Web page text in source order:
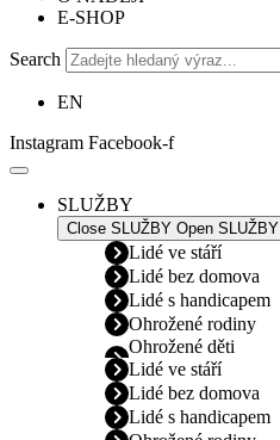
E-SHOP
Search
EN
Instagram Facebook-f
SLUŽBY
Close SLUŽBY Open SLUŽBY
Lidé ve stáří
Lidé bez domova
Lidé s handicapem
Ohrožené rodiny
Ohrožené děti
Lidé ve stáří
Lidé bez domova
Lidé s handicapem